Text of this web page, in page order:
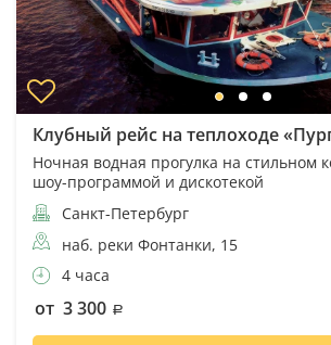
Клубный рейс на теплоходе
Ночная водная прогулка на стильном
шоу-программой и дискотекой
Санкт-Петербург
наб. реки Фонтанки, 15
4 часа
от 3 300